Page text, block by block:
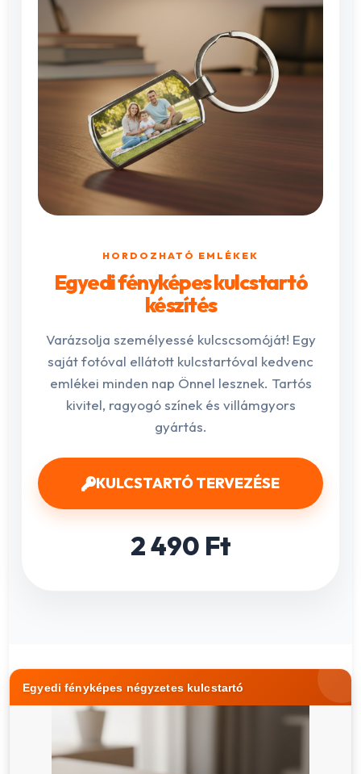
HORDOZHATÓ EMLÉKEK
Egyedi fényképes kulcstartó
készítés
Varázsolja személyessé kulcscsomóját! Egy
saját fotóval ellátott kulcstartóval kedvenc
emlékei minden nap Önnel lesznek. Tartós
kivitel, ragyogó színek és villámgyors
gyártás.
KULCSTARTÓ TERVEZÉSE
2 490 Ft
Egyedi fényképes négyzetes kulcstartó